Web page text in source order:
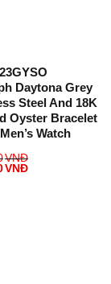
Daytona Grey
Steel And 18K
Oyster Bracelet
Watch
VNĐ
VNĐ